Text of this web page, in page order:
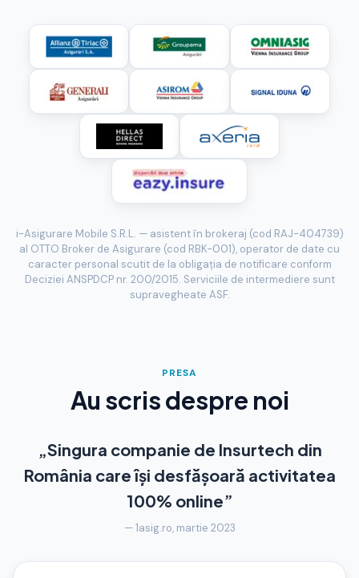
i-Asigurare Mobile S.R.L. — asistent în brokeraj (cod RAJ-404739)
al OTTO Broker de Asigurare (cod RBK-001), operator de date cu
caracter personal scutit de la obligația de notificare conform
Deciziei ANSPDCP nr. 200/2015. Serviciile de intermediere sunt
supravegheate ASF.
PRESA
Au scris despre noi
„Singura companie de Insurtech din
România care își desfășoară activitatea
100% online”
— 1asig.ro, martie 2023